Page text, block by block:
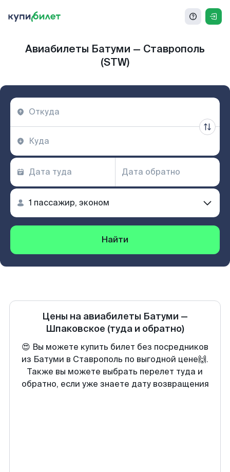
Авиабилеты Батуми — Ставрополь
(STW)
Найти
Цены на авиабилеты Батуми —
Шпаковское (туда и обратно)
😍 Вы можете купить билет без посредников
из Батуми в Ставрополь по выгодной цене🙌.
Также вы можете выбрать перелет туда и
обратно, если уже знаете дату возвращения